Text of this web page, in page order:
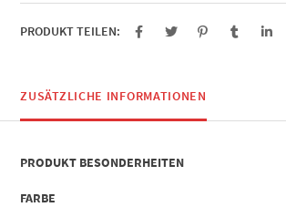
PRODUKT TEILEN:
ZUSÄTZLICHE INFORMATIONEN
PRODUKT BESONDERHEITEN
FARBE